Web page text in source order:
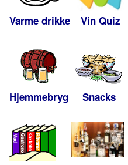
Varme drikke Vin Quiz
Hjemmebryg Snacks